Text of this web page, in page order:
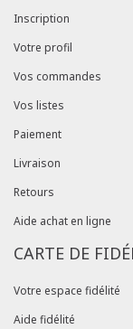
Inscription
Votre profil
Vos commandes
Vos listes
Paiement
Livraison
Retours
Aide achat en ligne
CARTE DE
Votre espace fidélité
Aide fidélité